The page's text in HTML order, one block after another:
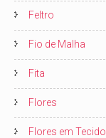
Feltro
Fio de Malha
Fita
Flores
Flores em Tecido